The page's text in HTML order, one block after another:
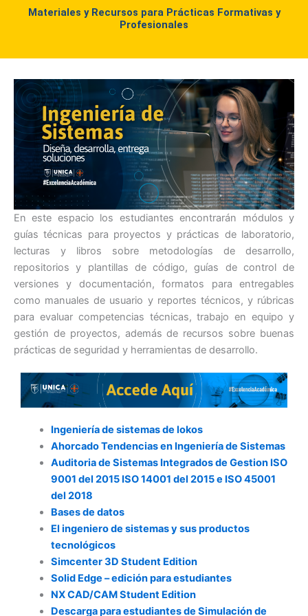
Materiales y Recursos para Prácticas Formativas y
Profesionales
En este espacio los estudiantes encontrarán módulos y
guías técnicas para proyectos y prácticas de laboratorio,
lecturas y libros sobre metodologías de desarrollo,
repositorios y plantillas de código, guías de control de
versiones y documentación, formatos para entregables
como manuales de usuario y reportes técnicos, y rúbricas
para evaluar competencias técnicas, trabajo en equipo y
gestión de proyectos, además de recursos sobre buenas
prácticas de seguridad y herramientas de desarrollo.
Ingeniería de sistemas de lokos
Ahorcado Tendencias en Ingeniería de Sistemas
Auditoria de Sistemas Integrados de Gestion ISO
9001 del 2015 ISO 14001 del 2015 e ISO 45001
del 2018
Bases de datos
El ingeniero de sistemas y sus productos
tecnológicos
Simcenter 3D Student Edition
Solid Edge – edición para estudiantes
NX CAD/CAM Student Edition
Descarga para estudiantes de Simulación de